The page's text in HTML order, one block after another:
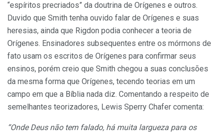
“espíritos precriados” da doutrina de Orígenes e outros.
Duvido que Smith tenha ouvido falar de Orígenes e suas
heresias, ainda que Rigdon podia conhecer a teoria de
Orígenes. Ensinadores subsequentes entre os mórmons de
fato usam os escritos de Orígenes para confirmar seus
ensinos, porém creio que Smith chegou a suas conclusões
da mesma forma que Orígenes, tecendo teorias em um
campo em que a Bíblia nada diz. Comentando a respeito de
semelhantes teorizadores, Lewis Sperry Chafer comenta:
“Onde Deus não tem falado, há muita largueza para os